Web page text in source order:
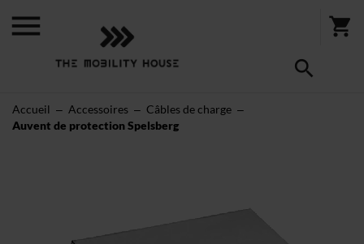
Accueil Accessoires
Câbles de charge
Auvent de protection Spelsberg